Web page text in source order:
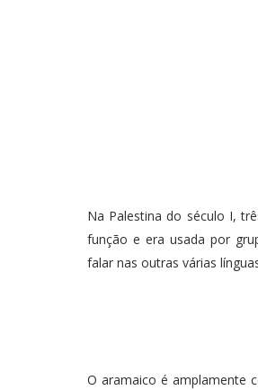
Na Palestina do século I,
função e era usada por
falar nas outras várias
O aramaico é amplamente